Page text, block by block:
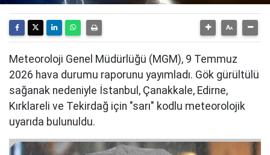
Meteoroloji Genel Müdürlüğü (MGM), 9 Temmuz
2026 hava durumu raporunu yayımladı. Gök gürültülü
sağanak nedeniyle İstanbul, Çanakkale, Edirne,
Kırklareli ve Tekirdağ için "sarı" kodlu meteorolojik
uyarıda bulunuldu.